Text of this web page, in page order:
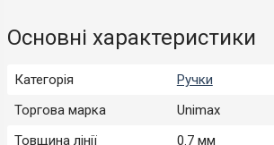
Основні характеристики
Категорія
Ручки
Торгова марка
Unimax
Товщина лінії
0.7 мм